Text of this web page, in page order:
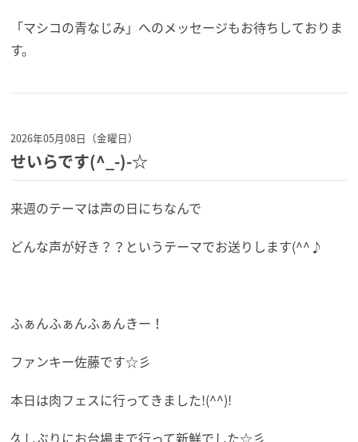
「マシコの青なじみ」へのメッセージもお待ちしておりま
す。
2026年05月08日（金曜日）
せいらです(^_-)-☆
来週のテーマは声の日にちなんで
どんな声が好き？？というテーマでお送りします(^^♪
ふぁんふぁんふぁんきー！
ファンキー佐藤です☆彡
本日は肉フェスに行ってきました!(^^)!
久しぶりにお台場まで行って新鮮でした☆彡